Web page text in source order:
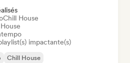
Chill House
impactante(s)
Chill House